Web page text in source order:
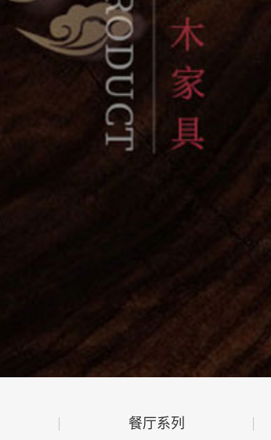
餐厅系列